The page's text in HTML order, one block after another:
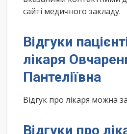
сайті медичного закладу.
Відгуки
лікаря
Пантеліївна
Відгук про лікаря можна
Відгуки про